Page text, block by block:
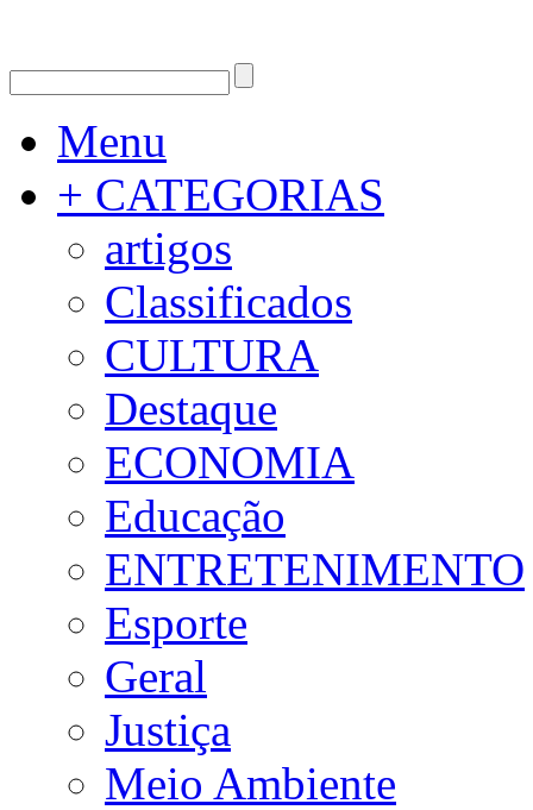
Menu
+ CATEGORIAS
artigos
Classificados
CULTURA
Destaque
ECONOMIA
Educação
ENTRETENIMENTO
Esporte
Geral
Justiça
Meio Ambiente